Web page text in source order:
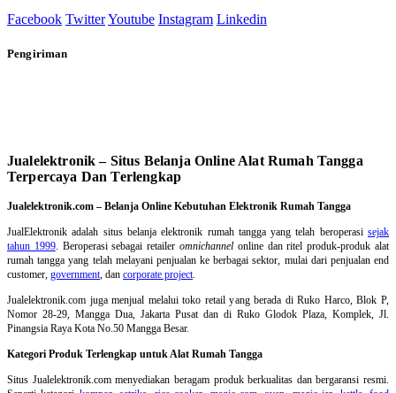
Facebook TwitterYoutube Instagram Linkedin
Pengiriman
Jualelektronik – Situs Belanja Online Alat Rumah Tangga
Terpercaya Dan Terlengkap
Jualelektronik.com – Belanja Online Kebutuhan Elektronik Rumah Tangga
JualElektronik adalah situs belanja elektronik rumah tanggayang telah beroperasisejak
tahun 1999. Beroperasi sebagai retaileromnichannel online dan ritel produk-produk alat
rumah tangga yang telah melayani penjualan ke berbagai sektor, mulai dari penjualan end
customer, government, dan corporate project.
Jualelektronik.com juga menjual melalui toko retail yang berada di Ruko Harco, Blok P,
Nomor 28-29, Mangga Dua, Jakarta Pusat dan di Ruko Glodok Plaza, Komplek, Jl.
Pinangsia Raya Kota No.50 Mangga Besar.
Kategori Produk Terlengkap untuk Alat Rumah Tangga
Situs Jualelektronik.com menyediakan beragam produk berkualitas dan bergaransi resmi.